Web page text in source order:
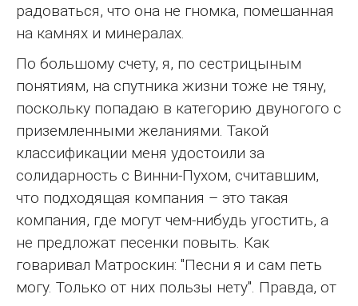
радоваться, что она не гномка, помешанная
на камнях и минералах.
По большому счету, я, по сестрицыным
понятиям, на спутника жизни тоже не тяну,
поскольку попадаю в категорию двуногого с
приземленными желаниями. Такой
классификации меня удостоили за
солидарность с Винни-Пухом, считавшим,
что подходящая компания – это такая
компания, где могут чем-нибудь угостить, а
не предложат песенки повыть. Как
говаривал Матроскин: "Песни я и сам петь
могу. Только от них пользы нету". Правда, от